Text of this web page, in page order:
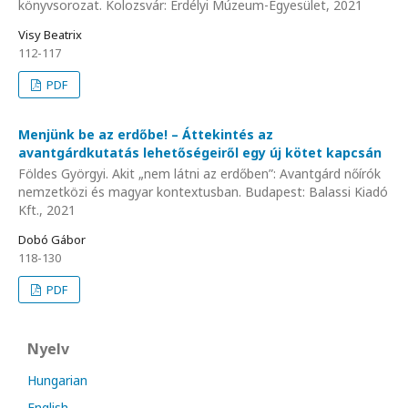
könyvsorozat. Kolozsvár: Erdélyi Múzeum-Egyesület, 2021
Visy Beatrix
112-117
PDF
Menjünk be az erdőbe! – Áttekintés az
avantgárdkutatás lehetőségeiről egy új kötet kapcsán
Földes Györgyi. Akit „nem látni az erdőben”: Avantgárd nőírók
nemzetközi és magyar kontextusban. Budapest: Balassi Kiadó
Kft., 2021
Dobó Gábor
118-130
PDF
Nyelv
Hungarian